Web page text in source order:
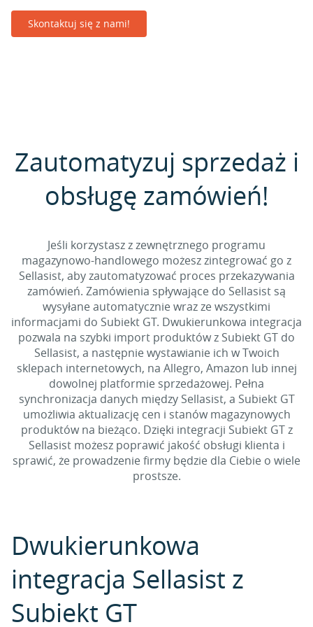
Skontaktuj się z nami!
Zautomatyzuj sprzedaż i
obsługę zamówień!
Jeśli korzystasz z zewnętrznego programu
magazynowo-handlowego możesz zintegrować go z
Sellasist, aby zautomatyzować proces przekazywania
zamówień. Zamówienia spływające do Sellasist są
wysyłane automatycznie wraz ze wszystkimi
informacjami do Subiekt GT. Dwukierunkowa integracja
pozwala na szybki import produktów z Subiekt GT do
Sellasist, a następnie wystawianie ich w Twoich
sklepach internetowych, na Allegro, Amazon lub innej
dowolnej platformie sprzedażowej. Pełna
synchronizacja danych między Sellasist, a Subiekt GT
umożliwia aktualizację cen i stanów magazynowych
produktów na bieżąco. Dzięki integracji Subiekt GT z
Sellasist możesz poprawić jakość obsługi klienta i
sprawić, że prowadzenie firmy będzie dla Ciebie o wiele
prostsze.
Dwukierunkowa
integracja Sellasist z
Subiekt GT